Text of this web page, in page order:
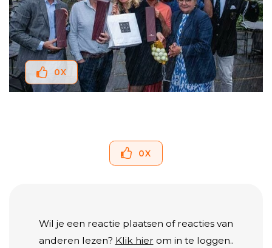
0X
0X
Wil je een reactie plaatsen of reacties van
anderen lezen? Klik hier om in te loggen..